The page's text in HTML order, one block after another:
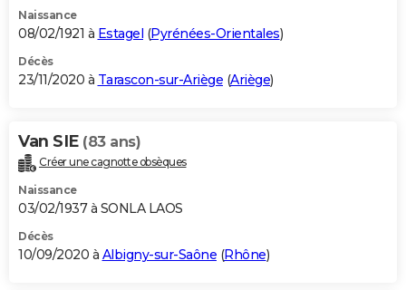
Naissance
08/02/1921 à Estagel (Pyrénées-Orientales)
Décès
23/11/2020 à Tarascon-sur-Ariège (Ariège)
Van SIE (83 ans)
Créer une cagnotte obsèques
Naissance
03/02/1937 à SONLA LAOS
Décès
10/09/2020 à Albigny-sur-Saône (Rhône)